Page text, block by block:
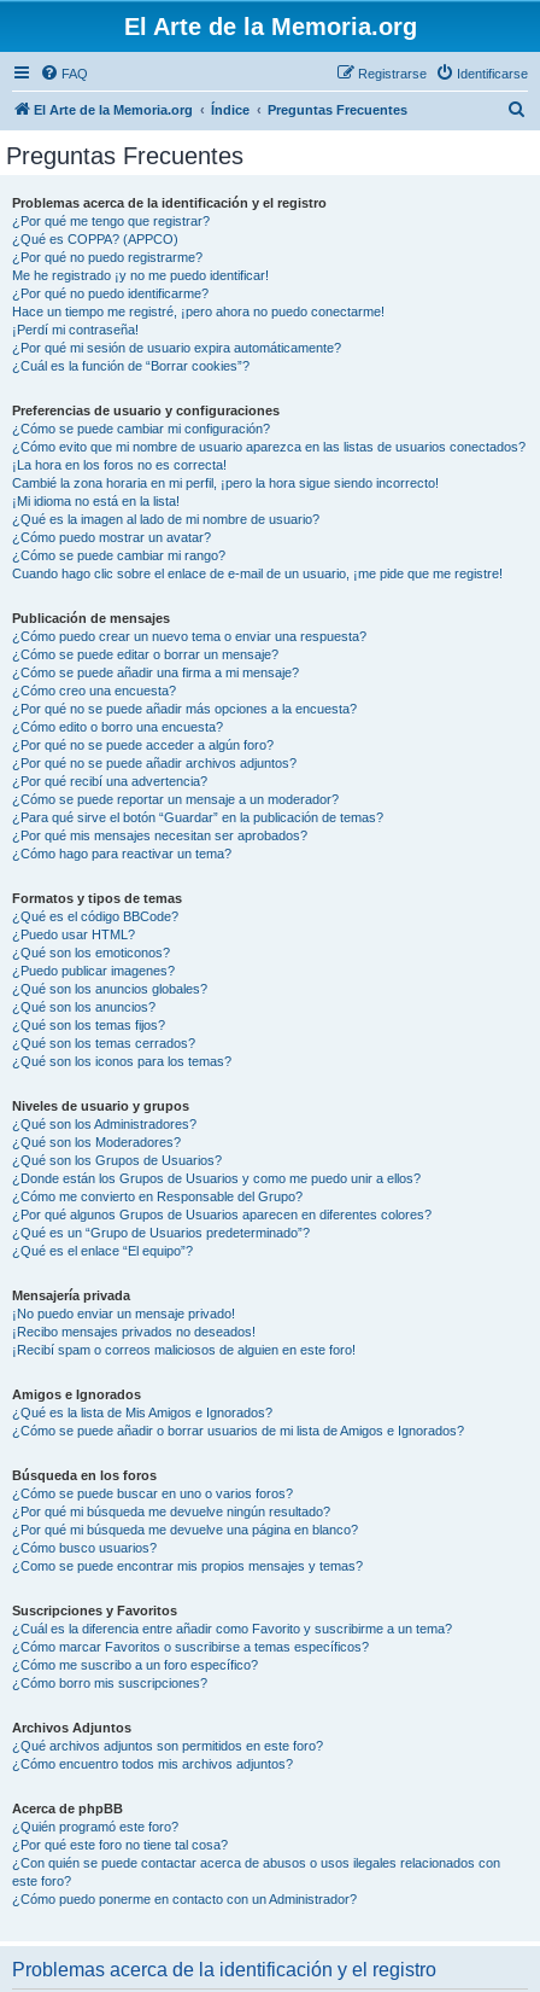
El Arte de la Memoria.org
FAQ Identificarse
Registrarse
El Arte de la Memoria.org Índice Preguntas Frecuentes
Preguntas Frecuentes
Problemas acerca de la identificación y el registro
¿Por qué me tengo que registrar?
¿Qué es COPPA? (APPCO)
¿Por qué no puedo registrarme?
Me he registrado ¡y no me puedo identificar!
¿Por qué no puedo identificarme?
Hace un tiempo me registré, ¡pero ahora no puedo conectarme!
¡Perdí mi contraseña!
¿Por qué mi sesión de usuario expira automáticamente?
¿Cuál es la función de “Borrar cookies”?
Preferencias de usuario y configuraciones
¿Cómo se puede cambiar mi configuración?
¿Cómo evito que mi nombre de usuario aparezca en las listas de usuarios conectados?
¡La hora en los foros no es correcta!
Cambié la zona horaria en mi perfil, ¡pero la hora sigue siendo incorrecto!
¡Mi idioma no está en la lista!
¿Qué es la imagen al lado de mi nombre de usuario?
¿Cómo puedo mostrar un avatar?
¿Cómo se puede cambiar mi rango?
Cuando hago clic sobre el enlace de e-mail de un usuario, ¡me pide que me registre!
Publicación de mensajes
¿Cómo puedo crear un nuevo tema o enviar una respuesta?
¿Cómo se puede editar o borrar un mensaje?
¿Cómo se puede añadir una firma a mi mensaje?
¿Cómo creo una encuesta?
¿Por qué no se puede añadir más opciones a la encuesta?
¿Cómo edito o borro una encuesta?
¿Por qué no se puede acceder a algún foro?
¿Por qué no se puede añadir archivos adjuntos?
¿Por qué recibí una advertencia?
¿Cómo se puede reportar un mensaje a un moderador?
¿Para qué sirve el botón “Guardar” en la publicación de temas?
¿Por qué mis mensajes necesitan ser aprobados?
¿Cómo hago para reactivar un tema?
Formatos y tipos de temas
¿Qué es el código BBCode?
¿Puedo usar HTML?
¿Qué son los emoticonos?
¿Puedo publicar imagenes?
¿Qué son los anuncios globales?
¿Qué son los anuncios?
¿Qué son los temas fijos?
¿Qué son los temas cerrados?
¿Qué son los iconos para los temas?
Niveles de usuario y grupos
¿Qué son los Administradores?
¿Qué son los Moderadores?
¿Qué son los Grupos de Usuarios?
¿Donde están los Grupos de Usuarios y como me puedo unir a ellos?
¿Cómo me convierto en Responsable del Grupo?
¿Por qué algunos Grupos de Usuarios aparecen en diferentes colores?
¿Qué es un “Grupo de Usuarios predeterminado”?
¿Qué es el enlace “El equipo”?
Mensajería privada
¡No puedo enviar un mensaje privado!
¡Recibo mensajes privados no deseados!
¡Recibí spam o correos maliciosos de alguien en este foro!
Amigos e Ignorados
¿Qué es la lista de Mis Amigos e Ignorados?
¿Cómo se puede añadir o borrar usuarios de mi lista de Amigos e Ignorados?
Búsqueda en los foros
¿Cómo se puede buscar en uno o varios foros?
¿Por qué mi búsqueda me devuelve ningún resultado?
¿Por qué mi búsqueda me devuelve una página en blanco?
¿Cómo busco usuarios?
¿Como se puede encontrar mis propios mensajes y temas?
Suscripciones y Favoritos
¿Cuál es la diferencia entre añadir como Favorito y suscribirme a un tema?
¿Cómo marcar Favoritos o suscribirse a temas específicos?
¿Cómo me suscribo a un foro específico?
¿Cómo borro mis suscripciones?
Archivos Adjuntos
¿Qué archivos adjuntos son permitidos en este foro?
¿Cómo encuentro todos mis archivos adjuntos?
Acerca de phpBB
¿Quién programó este foro?
¿Por qué este foro no tiene tal cosa?
¿Con quién se puede contactar acerca de abusos o usos ilegales relacionados con
este foro?
¿Cómo puedo ponerme en contacto con un Administrador?
Problemas acerca de la identificación y el registro